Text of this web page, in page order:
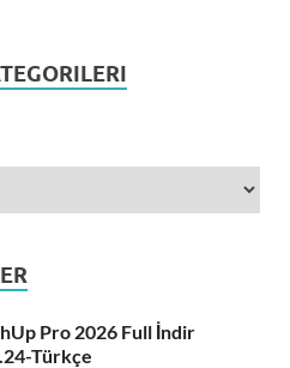
Pro 2026 Full İndir
Türkçe